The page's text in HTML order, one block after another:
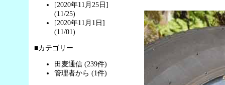
[2020年11月25日]
(11/25)
[2020年11月1日]
(11/01)
■カテゴリー
田麦通信 (239件)
管理者から (1件)